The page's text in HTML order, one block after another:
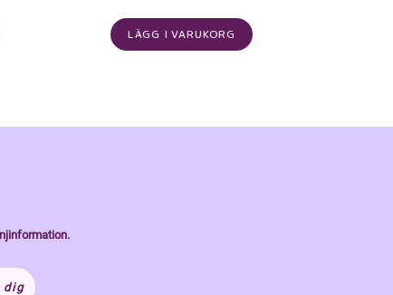
LÄGG I VARUKORG
dig